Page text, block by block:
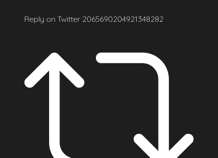
Reply on Twitter 2065690204921348282